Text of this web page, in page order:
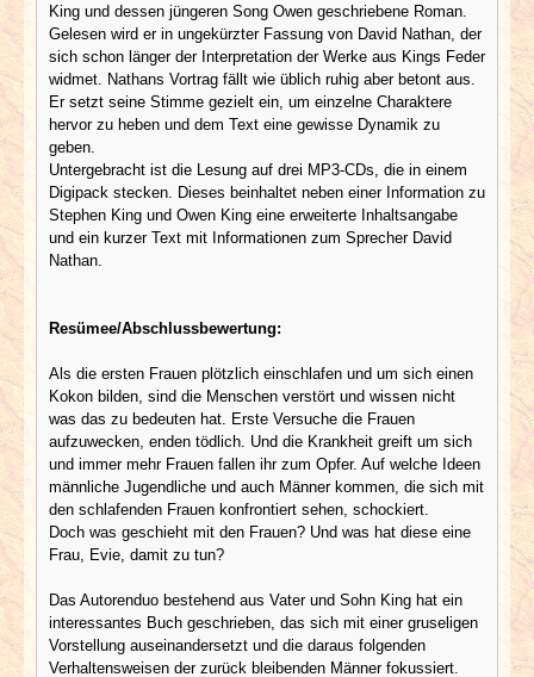
King und dessen jüngeren Song Owen geschriebene Roman.
Gelesen wird er in ungekürzter Fassung von David Nathan, der
sich schon länger der Interpretation der Werke aus Kings Feder
widmet. Nathans Vortrag fällt wie üblich ruhig aber betont aus.
Er setzt seine Stimme gezielt ein, um einzelne Charaktere
hervor zu heben und dem Text eine gewisse Dynamik zu
geben.
Untergebracht ist die Lesung auf drei MP3-CDs, die in einem
Digipack stecken. Dieses beinhaltet neben einer Information zu
Stephen King und Owen King eine erweiterte Inhaltsangabe
und ein kurzer Text mit Informationen zum Sprecher David
Nathan.
Resümee/Abschlussbewertung:
Als die ersten Frauen plötzlich einschlafen und um sich einen
Kokon bilden, sind die Menschen verstört und wissen nicht
was das zu bedeuten hat. Erste Versuche die Frauen
aufzuwecken, enden tödlich. Und die Krankheit greift um sich
und immer mehr Frauen fallen ihr zum Opfer. Auf welche Ideen
männliche Jugendliche und auch Männer kommen, die sich mit
den schlafenden Frauen konfrontiert sehen, schockiert.
Doch was geschieht mit den Frauen? Und was hat diese eine
Frau, Evie, damit zu tun?
Das Autorenduo bestehend aus Vater und Sohn King hat ein
interessantes Buch geschrieben, das sich mit einer gruseligen
Vorstellung auseinandersetzt und die daraus folgenden
Verhaltensweisen der zurück bleibenden Männer fokussiert.